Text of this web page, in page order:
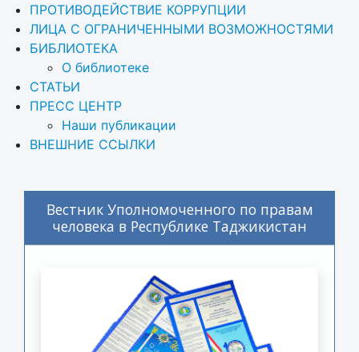
ПРОТИВОДЕЙСТВИЕ КОРРУПЦИИ
ЛИЦА С ОГРАНИЧЕННЫМИ ВОЗМОЖНОСТЯМИ
БИБЛИОТЕКА
О библиотеке
СТАТЬИ
ПРЕСС ЦЕНТР
Наши публикации
ВНЕШНИЕ ССЫЛКИ
Вестник Уполномоченного по правам
человека в Республике Таджикистан